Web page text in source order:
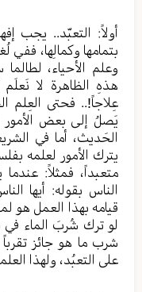
أولاً: التعبّد.. يجب
بتمامها وكمالِها، ففي
وعلم الأحياء،
هذهِ الظاهرة لا
عِلاجاً!.. فحتى العِلم
يَصلُ إلى بعض الأمور
الحَديث، أما في
يترك الأمور لعلمه
متعبداً، فمثلاً:
الناس بقوله: أيها
قيامه بهذا العمل هو
لو ترك شُربَ الماء في
شرب ما هو جائز تقرباً
على التعبُد، ولهذا